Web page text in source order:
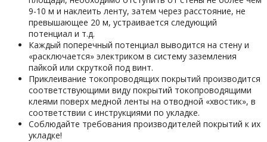
9-10 м и наклеить ленту, затем через расстояние, не
превышающее 20 м, устраивается следующий
потенциал и т.д.
Каждый поперечный потенциал выводится на стену и
«расключается» электриком в систему заземления
пайкой или скруткой под винт.
Приклеивание токопроводящих покрытий производится
соответствующими виду покрытий токопроводящими
клеями поверх медной ленты на отводной «хвостик», в
соответствии с инструкциями по укладке.
Соблюдайте требования производителей покрытий к их
укладке!